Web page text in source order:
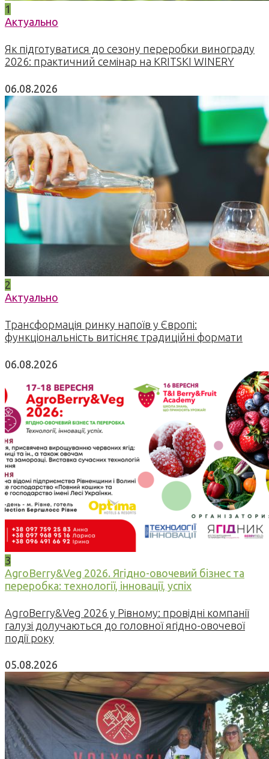
1
Актуально
Як підготуватися до сезону переробки винограду
2026: практичний семінар на KRITSKI WINERY
06.08.2026
2
Актуально
Трансформація ринку напоїв у Європі:
функціональність витісняє традиційні формати
06.08.2026
3
AgroBerry&Veg 2026. Ягідно-овочевий бізнес та
переробка: технології, інновації, успіх
AgroBerry&Veg 2026 у Рівному: провідні компанії
галузі долучаються до головної ягідно-овочевої
події року
05.08.2026